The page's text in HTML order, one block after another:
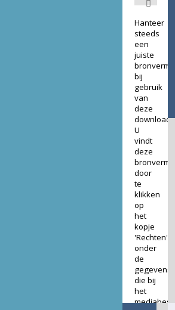
Hanteer
steeds
een
juiste
bij
gebruik
van
deze
download.
U
vindt
deze
door
te
klikken
op
het
kopje
'Rechten'
onder
de
gegevens
die bij
het